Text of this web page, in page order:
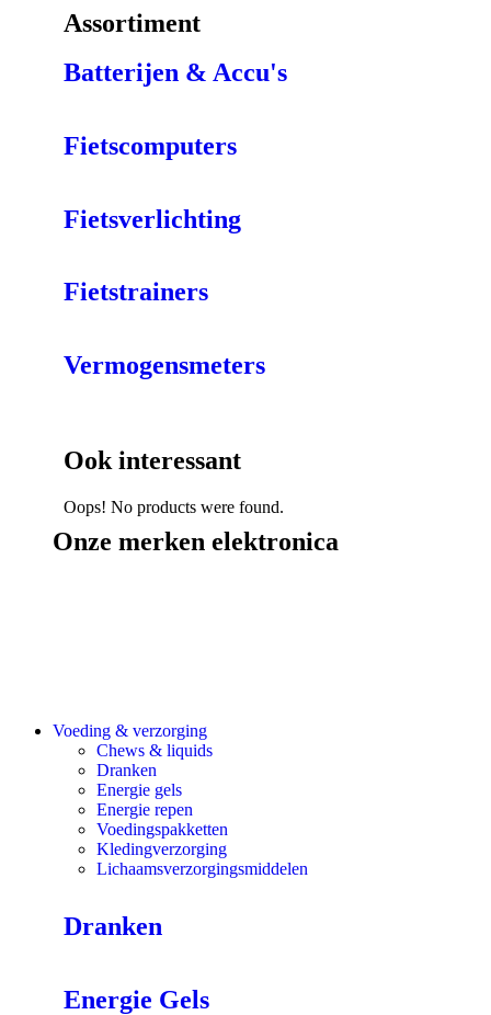
Assortiment
Batterijen & Accu's
Fietscomputers
Fietsverlichting
Fietstrainers
Vermogensmeters
Ook interessant
Oops! No products were found.
Onze merken elektronica
Voeding & verzorging
Chews & liquids
Dranken
Energie gels
Energie repen
Voedingspakketten
Kledingverzorging
Lichaamsverzorgingsmiddelen
Dranken
Energie Gels